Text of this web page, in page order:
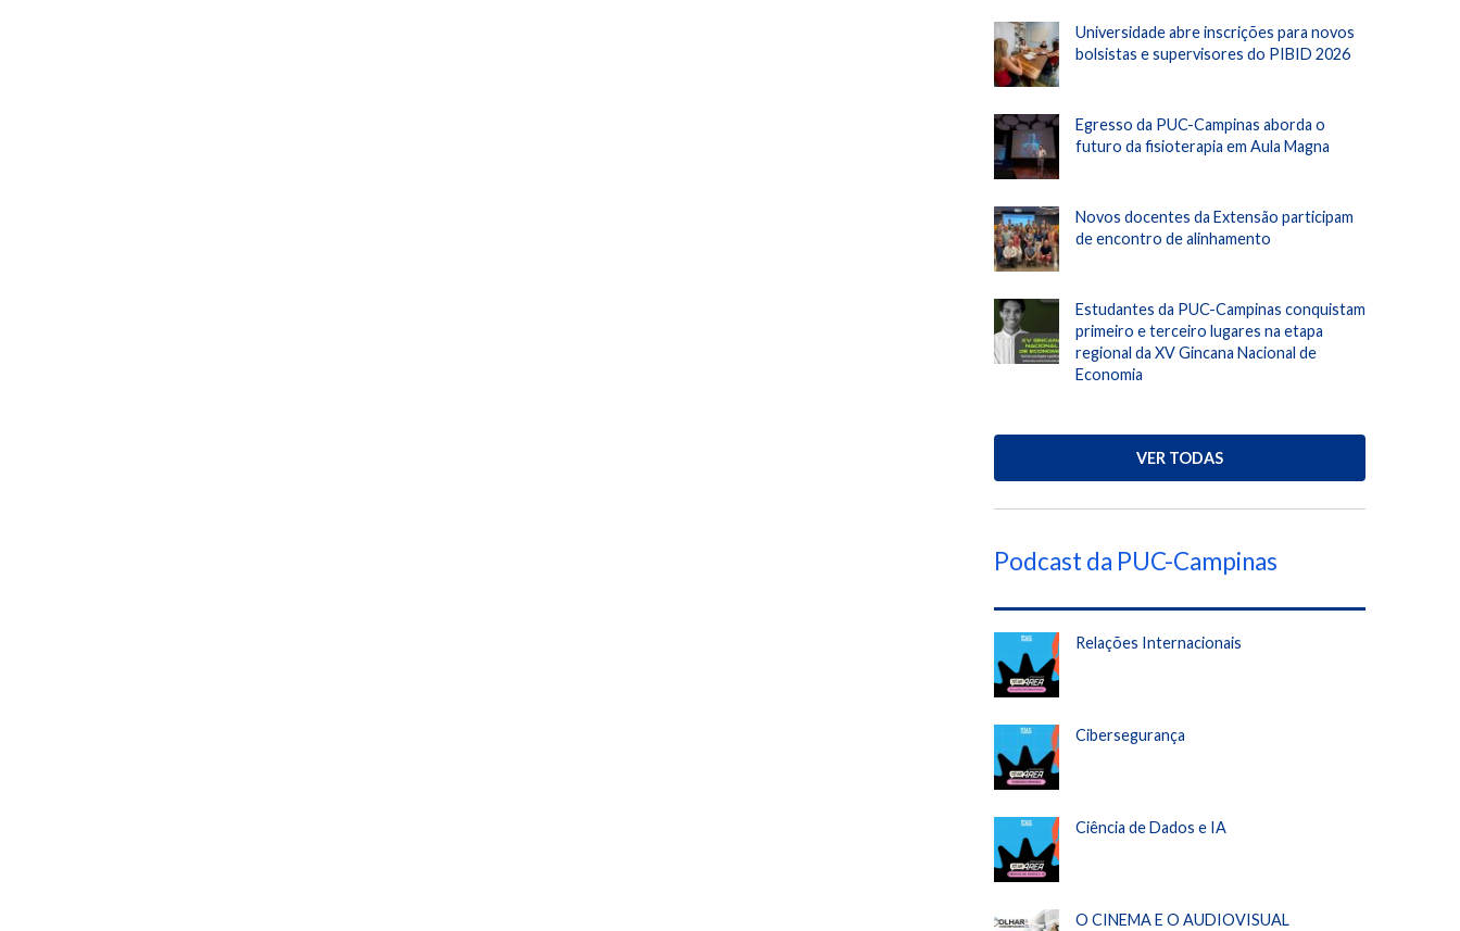
Universidade abre inscrições para novos
bolsistas e supervisores do PIBID 2026
Egresso da PUC-Campinas aborda o
futuro da fisioterapia em Aula Magna
Novos docentes da Extensão participam
de encontro de alinhamento
Estudantes da PUC-Campinas conquistam
primeiro e terceiro lugares na etapa
regional da XV Gincana Nacional de
Economia
VER TODAS
Podcast da PUC-Campinas
Relações Internacionais
Cibersegurança
Ciência de Dados e IA
O CINEMA E O AUDIOVISUAL